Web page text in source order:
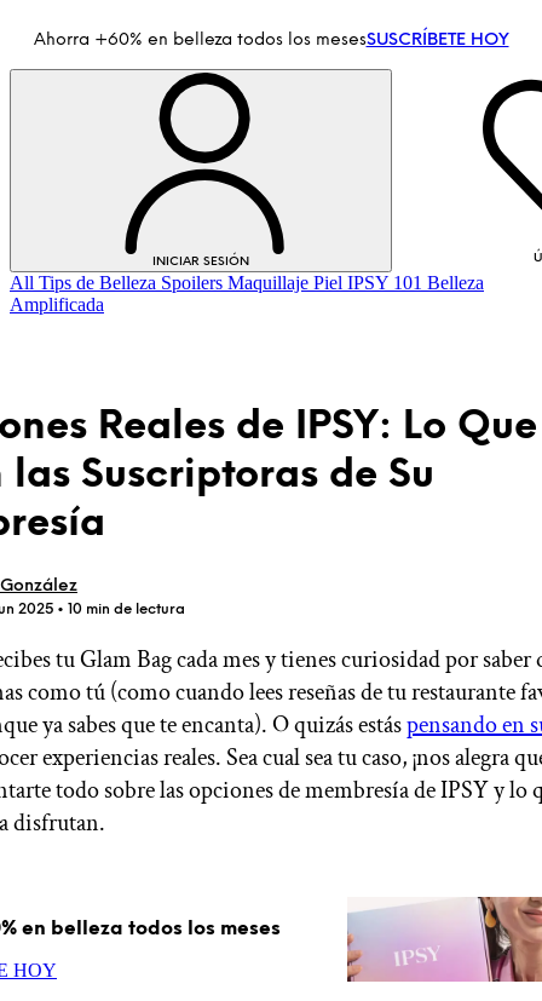
Ahorra +60% en belleza todos los mesesSUSCRÍBETE HOY
INICIAR SESIÓN
INICIAR SESIÓN
ÚNETE A IPSY
Ofertas
Blog de IPSY
Cerrar sesión
All Tips de Belleza Spoilers Maquillaje Piel IPSY 101 Belleza
Amplificada
Reales de IPSY: Lo
las Suscriptoras de Su
2025 • 10 min de lectura
tu Glam Bag cada mes y tienes curiosidad por
como tú (como cuando lees reseñas de tu restaurante
ya sabes que te encanta). O quizás estáspensando en
experiencias reales. Sea cual sea tu caso, ¡nos alegra
todo sobre las opciones de membresía de IPSY y lo
disfrutan.
en belleza todos los meses
HOY